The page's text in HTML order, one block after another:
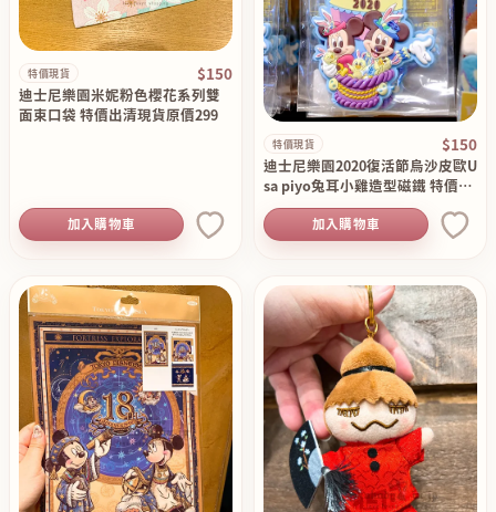
特價現貨 $150
迪士尼樂園米妮粉色櫻花系列雙
面束口袋 特價出清現貨原價299
加入購物車
特價現貨 $150
迪士尼樂園2020復活節烏沙皮歐U
sa piyo兔耳小雞造型磁鐵 特價出
清現貨原價330
加入購物車